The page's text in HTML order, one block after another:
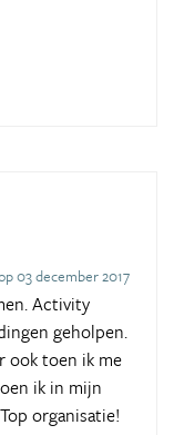
03 december 2017
Activity
geholpen.
ook toen ik me
ik in mijn
organisatie!